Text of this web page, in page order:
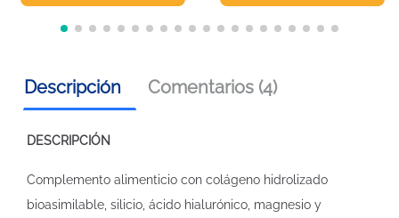
Descripción Comentarios (4)
DESCRIPCIÓN
Complemento alimenticio con colágeno hidrolizado
bioasimilable, silicio, ácido hialurónico, magnesio y